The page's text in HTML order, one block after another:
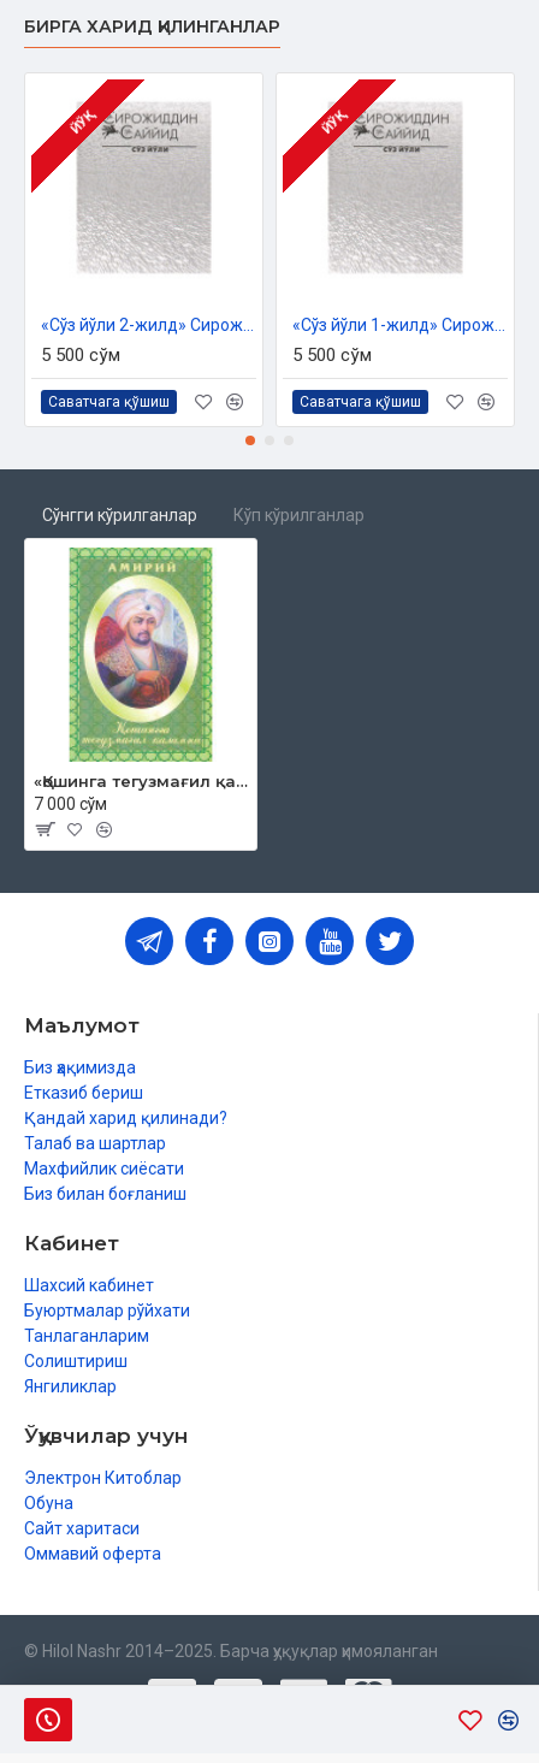
БИРГА ХАРИД ҚИЛИНГАНЛАР
ЙЎҚ
5 500 сўм
Саватчага қўшиш
ЙЎҚ
5 500 сўм
Саватчага қўшиш
Сўнгги кўрилганлар Кўп кўрилганлар
«Қошинга тегузмағил қаламни» Амирий
7 000 сўм
Маълумот
Биз ҳақимизда
Етказиб бериш
Қандай харид қилинади?
Талаб ва шартлар
Махфийлик сиёсати
Биз билан боғланиш
Кабинет
Шахсий кабинет
Буюртмалар рўйхати
Танлаганларим
Солиштириш
Янгиликлар
Ўқувчилар учун
Электрон Китоблар
Обуна
Сайт харитаси
Оммавий оферта
© Hilol Nashr 2014–2025. Барча ҳуқуқлар ҳимояланган